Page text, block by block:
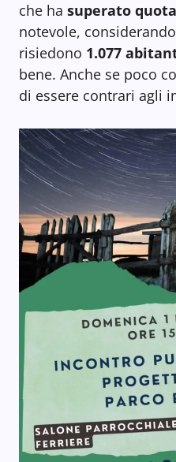
che ha superato
notevole,
risiedono 1.077
bene. Anche se poco
di essere contrari agli